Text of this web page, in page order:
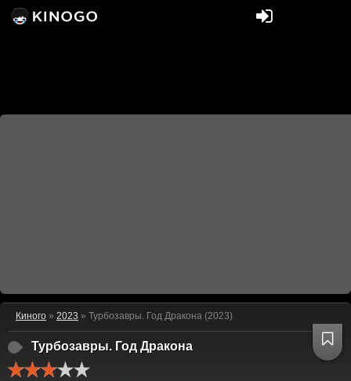
Киного » 2023 » Турбозавры. Год Дракона (2023)
Турбозавры. Год Дракона